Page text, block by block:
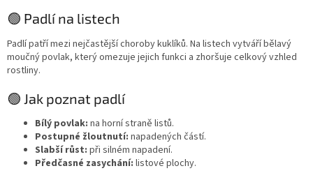
🟢 Padlí na listech
Padlí patří mezi nejčastější choroby kuklíků. Na listech vytváří bělavý
moučný povlak, který omezuje jejich funkci a zhoršuje celkový vzhled
rostliny.
🟢 Jak poznat padlí
Bílý povlak: na horní straně listů.
Postupné žloutnutí: napadených částí.
Slabší růst: při silném napadení.
Předčasné zasychání: listové plochy.